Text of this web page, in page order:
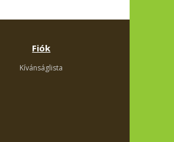
Fiók
Kívánságlista